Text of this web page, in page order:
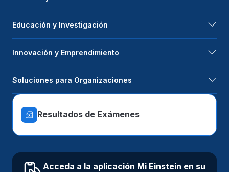
Educación y Investigación
Innovación y Emprendimiento
Soluciones para Organizaciones
Resultados de Exámenes
Acceda a la aplicación Mi Einstein en su